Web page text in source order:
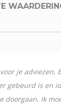
je adviezen.
gebeurd is en
doorgaan. Ik